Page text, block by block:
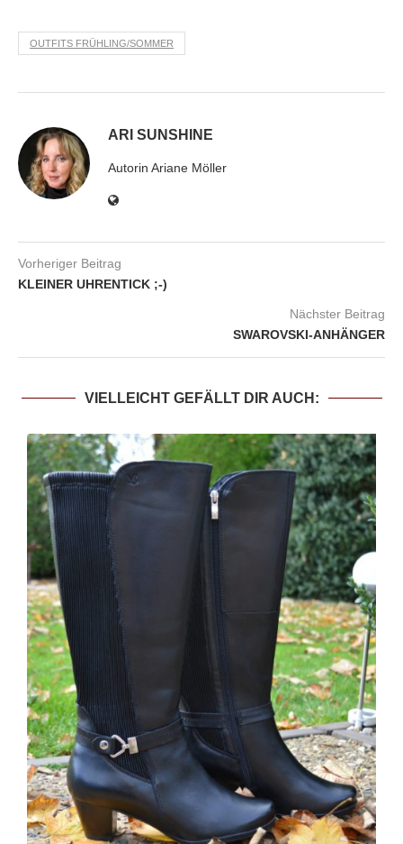
OUTFITS FRÜHLING/SOMMER
ARI SUNSHINE
Autorin Ariane Möller
Vorheriger Beitrag
KLEINER UHRENTICK ;-)
Nächster Beitrag
SWAROVSKI-ANHÄNGER
VIELLEICHT GEFÄLLT DIR AUCH: